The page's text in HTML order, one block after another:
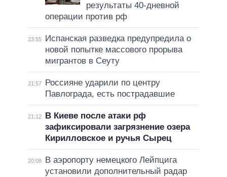
результаты 40-дневной
операции против рф
23:55
Испанская разведка предупредила о
новой попытке массового прорыва
мигрантов в Сеуту
21:57
Россияне ударили по центру
Павлограда, есть пострадавшие
21:12
В Киеве после атаки рф
зафиксировали загрязнение озера
Кирилловское и ручья Сырец
20:08
В аэропорту немецкого Лейпцига
установили дополнительный радар